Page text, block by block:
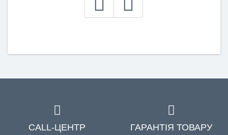
CALL-ЦЕНТР ГАРАНТІЯ ТОВАРУ